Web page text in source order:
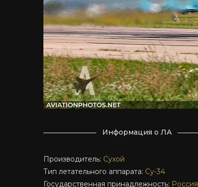
Информация о ЛА
Производитель: Сухой
Тип летательного аппарата: Су-34
Государственная принадлежность: Россия